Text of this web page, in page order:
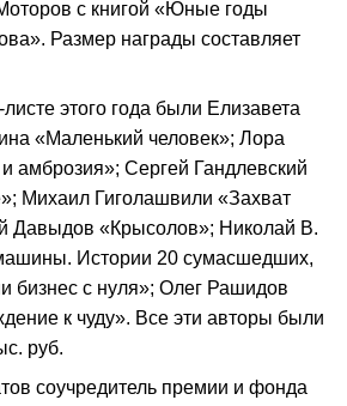
с книгой «Юные годы
Размер награды составляет
этого года были Елизавета
«Маленький человек»; Лора
амброзия»; Сергей Гандлевский
Михаил Гиголашвили «Захват
Давыдов «Крысолов»; Николай В.
Истории 20 сумасшедших,
бизнес с нуля»; Олег Рашидов
к чуду». Все эти авторы были
руб.
соучредитель премии и фонда